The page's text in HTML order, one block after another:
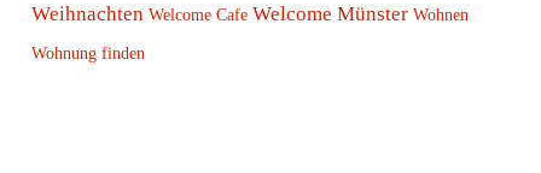
Weihnachten Welcome Cafe Welcome Münster Wohnen
Wohnung finden